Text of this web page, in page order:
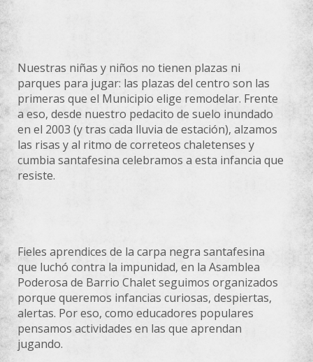
Nuestras niñas y niños no tienen plazas ni
parques para jugar: las plazas del centro son las
primeras que el Municipio elige remodelar. Frente
a eso, desde nuestro pedacito de suelo inundado
en el 2003 (y tras cada lluvia de estación), alzamos
las risas y al ritmo de correteos chaletenses y
cumbia santafesina celebramos a esta infancia que
resiste.
Fieles aprendices de la carpa negra santafesina
que luchó contra la impunidad, en la Asamblea
Poderosa de Barrio Chalet seguimos organizados
porque queremos infancias curiosas, despiertas,
alertas. Por eso, como educadores populares
pensamos actividades en las que aprendan
jugando.